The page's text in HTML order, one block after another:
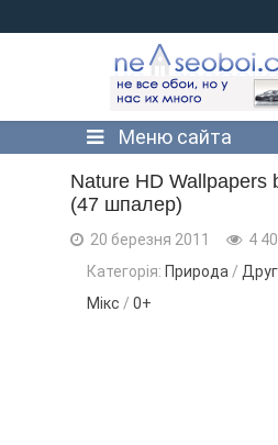
Меню сайта
Nature HD Wallpapers
(47 шпалер)
20 березня 2011 4
Категорія: Природа /
Мікс / 0+